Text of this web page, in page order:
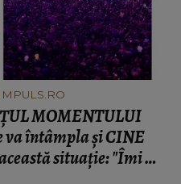
MOMENTULUI
va întâmpla și CINE
situație: "Îmi e